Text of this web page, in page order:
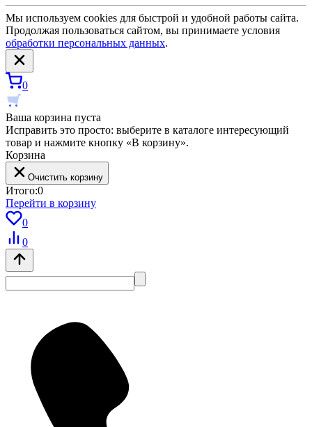
Мы используем cookies для быстрой и удобной работы сайта.
Продолжая пользоваться сайтом, вы принимаете условия
обработки персональных данных.
0
Ваша корзина пуста
Исправить это просто: выберите в каталоге интересующий
товар и нажмите кнопку «В корзину».
Корзина
Очистить корзину
Итого:0
Перейти в корзину
0
0